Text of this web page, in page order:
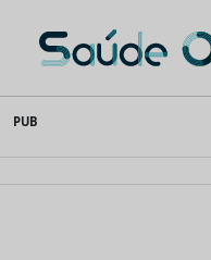
to
content
Saúde Oral
PUB